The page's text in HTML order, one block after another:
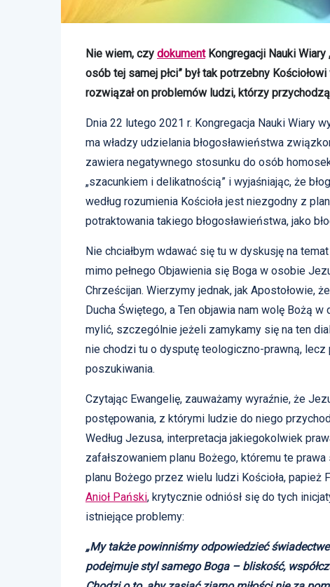
Nie wiem, czy dokumentKongregacji Nauki Wiary
osób tej samej płci” był tak potrzebny
rozwiązał on problemów ludzi, którzy
Dnia 22 lutego 2021 r. Kongregacja Nauki Wiary
ma władzy udzielania błogosławieństwa
zawiera negatywnego stosunku do osób
„szacunkiem i delikatnością” i wyjaśniając, że
według rozumienia Kościoła jest niezgodny z
potraktowania takiego błogosławieństwa, jako
Nie chciałbym wdawać się tu w dyskusję na
mimo pełnego Objawienia się Boga w osobie
Chrześcijan. Wierzymy jednak, jak Apostołowie,
Ducha Świętego, a Ten objawia nam wolę Bożą
mylić, szczególnie jeżeli zamykamy się na ten
nie chodzi tu o dysputę teologiczno-prawną,
poszukiwania.
Czytając Ewangelię, zauważamy wyraźnie, że
postępowania, z którymi ludzie do niego
Według Jezusa, interpretacja jakiegokolwiek
zafałszowaniem planu Bożego, któremu te
planu Bożego przez wielu ludzi Kościoła, papież
Anioł Pański, krytycznie odniósł się do tych
istniejące problemy:
„My także powinniśmy odpowiedzieć
podejmuje styl samego Boga – bliskość,